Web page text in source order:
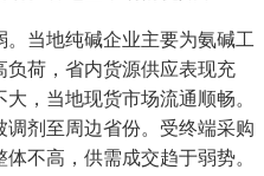
当地纯碱企业主要为氨碱工
荷，省内货源供应表现充
，当地现货市场流通顺畅。
剂至周边省份。受终端采购
不高，供需成交趋于弱势。